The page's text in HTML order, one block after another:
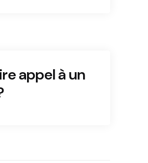
appel à un